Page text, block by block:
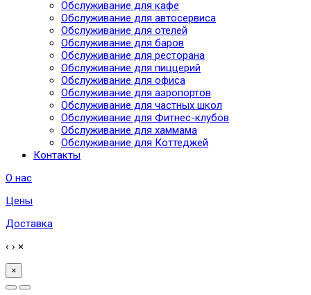
Обслуживание для кафе
Обслуживание для автосервиса
Обслуживание для отелей
Обслуживание для баров
Обслуживание для ресторана
Обслуживание для пиццерий
Обслуживание для офиса
Обслуживание для аэропортов
Обслуживание для частных школ
Обслуживание для Фитнес-клубов
Обслуживание для хаммама
Обслуживание для Коттеджей
Контакты
О нас
Цены
Доставка
‹ › ×
×